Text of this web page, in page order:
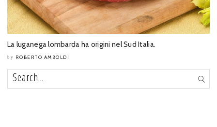
La luganega lombarda ha origini nel Sud Italia.
by ROBERTO AMBOLDI